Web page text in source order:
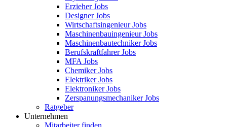
Erzieher Jobs
Designer Jobs
Wirtschaftsingenieur Jobs
Maschinenbauingenieur Jobs
Maschinenbautechniker Jobs
Berufskraftfahrer Jobs
MFA Jobs
Chemiker Jobs
Elektriker Jobs
Elektroniker Jobs
Zerspanungsmechaniker Jobs
Ratgeber
Unternehmen
Mitarbeiter finden